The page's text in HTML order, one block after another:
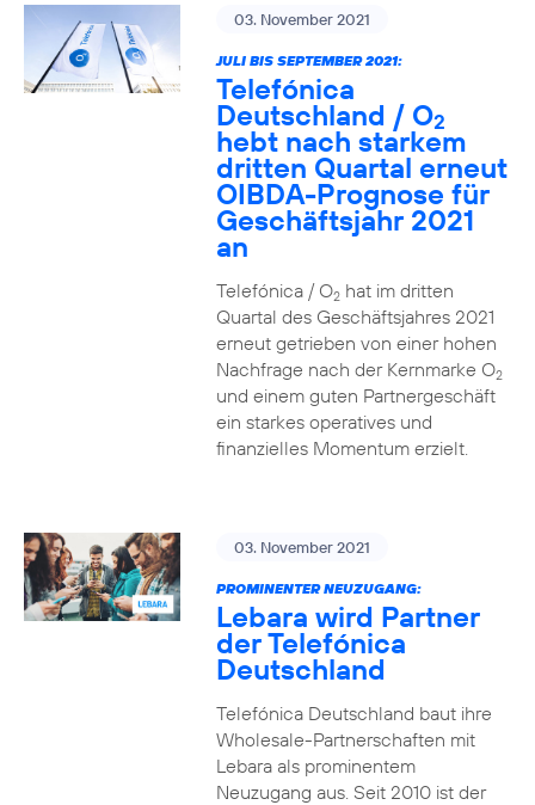
03. November 2021
JULI BIS SEPTEMBER 2021:
Telefónica
Deutschland / O2
hebt nach starkem
dritten Quartal erneut
OIBDA-Prognose für
Geschäftsjahr 2021
an
Telefónica / O2hat im dritten
Quartal des Geschäftsjahres 2021
erneut getrieben von einer hohen
Nachfrage nach der Kernmarke O2
und einem guten Partnergeschäft
ein starkes operatives und
finanzielles Momentum erzielt.
03. November 2021
PROMINENTER NEUZUGANG:
Lebara wird Partner
der Telefónica
Deutschland
Telefónica Deutschland baut ihre
Wholesale-Partnerschaften mit
Lebara als prominentem
Neuzugang aus. Seit 2010 ist der